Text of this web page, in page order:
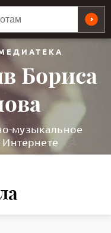
Бориса
музыкальное
Интернете